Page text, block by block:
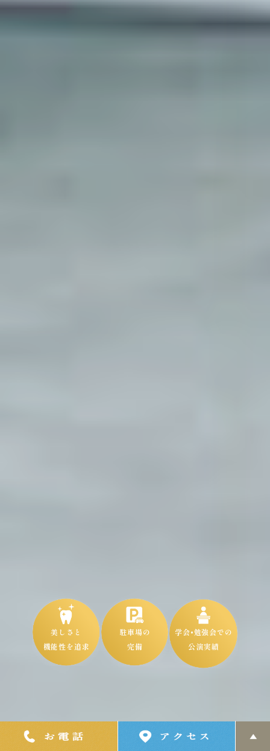
美しさと
機能性を追求
駐車場の
完備
学会•勉強会での
公演実績